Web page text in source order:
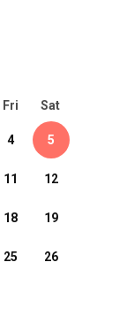
Fri Sat
4 5
11 12
18 19
25 26